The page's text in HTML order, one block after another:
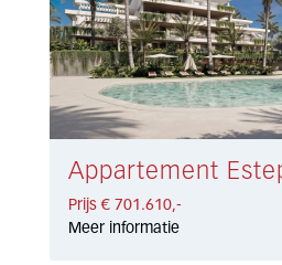
Prijs € 701.610,-
Meer informatie